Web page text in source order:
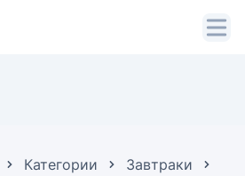
Категории
Завтраки